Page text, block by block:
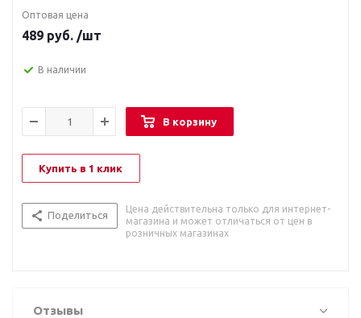
Оптовая цена
489 руб. /шт
В наличии
В корзину
Купить в 1 клик
Поделиться
Цена действительна только для интернет-
магазина и может отличаться от цен в
розничных магазинах
Отзывы